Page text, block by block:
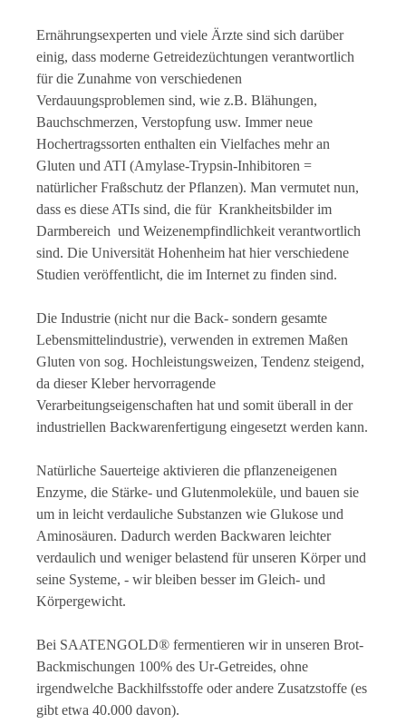
Ernährungsexperten und viele Ärzte sind sich darüber
einig, dass moderne Getreidezüchtungen verantwortlich
für die Zunahme von verschiedenen
Verdauungsproblemen sind, wie z.B. Blähungen,
Bauchschmerzen, Verstopfung usw. Immer neue
Hochertragssorten enthalten ein Vielfaches mehr an
Gluten und ATI (Amylase-Trypsin-Inhibitoren =
natürlicher Fraßschutz der Pflanzen). Man vermutet nun,
dass es diese ATIs sind, die für Krankheitsbilder im
Darmbereich und Weizenempfindlichkeit verantwortlich
sind. Die Universität Hohenheim hat hier verschiedene
Studien veröffentlicht, die im Internet zu finden sind.
Die Industrie (nicht nur die Back- sondern gesamte
Lebensmittelindustrie), verwenden in extremen Maßen
Gluten von sog. Hochleistungsweizen, Tendenz steigend,
da dieser Kleber hervorragende
Verarbeitungseigenschaften hat und somit überall in der
industriellen Backwarenfertigung eingesetzt werden kann.
Natürliche Sauerteige aktivieren die pflanzeneigenen
Enzyme, die Stärke- und Glutenmoleküle, und bauen sie
um in leicht verdauliche Substanzen wie Glukose und
Aminosäuren. Dadurch werden Backwaren leichter
verdaulich und weniger belastend für unseren Körper und
seine Systeme, - wir bleiben besser im Gleich- und
Körpergewicht.
Bei SAATENGOLD® fermentieren wir in unseren Brot-
Backmischungen 100% des Ur-Getreides, ohne
irgendwelche Backhilfsstoffe oder andere Zusatzstoffe (es
gibt etwa 40.000 davon).